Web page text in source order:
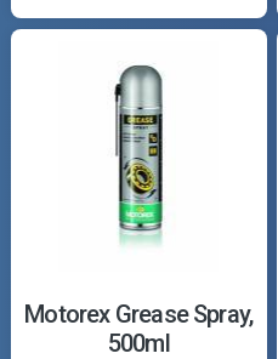
Motorex Grease Spray,
500ml